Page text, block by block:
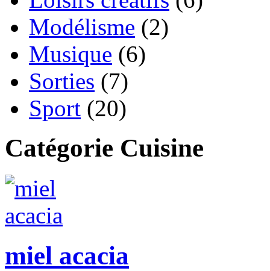
Modélisme (2)
Musique (6)
Sorties (7)
Sport (20)
Catégorie Cuisine
miel acacia